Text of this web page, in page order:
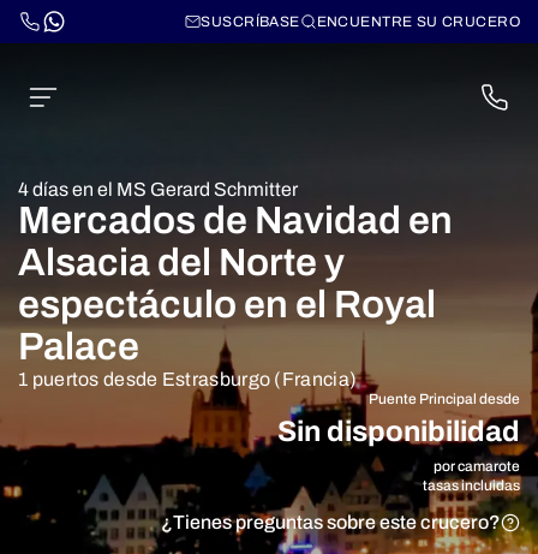
SUSCRÍBASE ENCUENTRE SU CRUCERO
4 días en el MS Gerard Schmitter
Mercados de Navidad en
Alsacia del Norte y
espectáculo en el Royal
Palace
1 puertos desde Estrasburgo (Francia)
Puente Principal desde
Sin disponibilidad
por camarote
tasas incluidas
¿Tienes preguntas sobre este crucero?